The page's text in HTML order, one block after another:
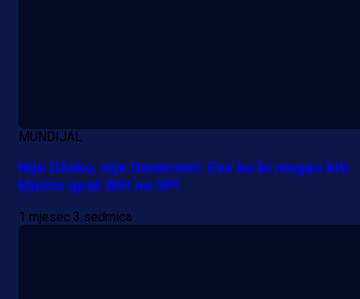
MUNDIJAL
Nije Džeko, nije Demirović: Evo ko bi mogao biti
ključni igrač BiH na SP!
1 mjesec 3 sedmica